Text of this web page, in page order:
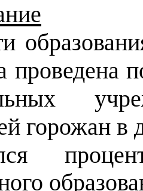
проведена
горожан